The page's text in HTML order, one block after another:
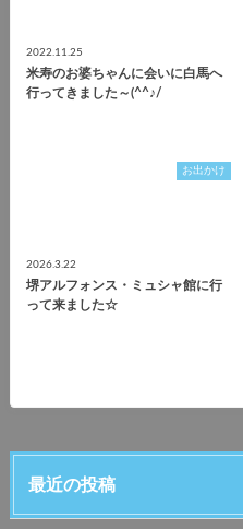
2022.11.25
米寿のお婆ちゃんに会いに白馬へ
行ってきました～(^^♪/
お出かけ
2026.3.22
堺アルフォンス・ミュシャ館に行
って来ました☆
最近の投稿